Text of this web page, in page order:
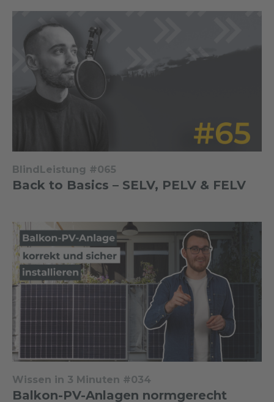
BlindLeistung #065
Back to Basics – SELV, PELV & FELV
Wissen in 3 Minuten #034
Balkon-PV-Anlagen normgerecht